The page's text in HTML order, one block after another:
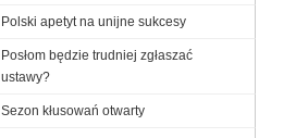
Polski apetyt na unijne sukcesy
Posłom będzie trudniej zgłaszać
ustawy?
Sezon kłusowań otwarty